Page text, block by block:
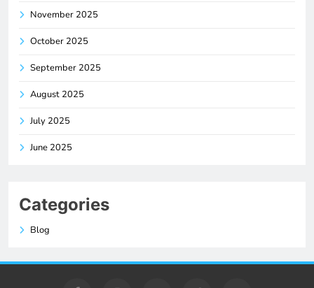
November 2025
October 2025
September 2025
August 2025
July 2025
June 2025
Categories
Blog